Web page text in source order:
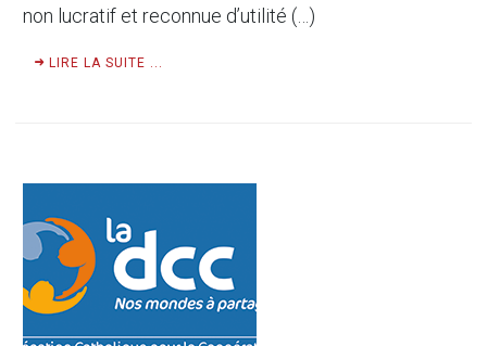
non lucratif et reconnue d’utilité (…)
LIRE LA SUITE ...